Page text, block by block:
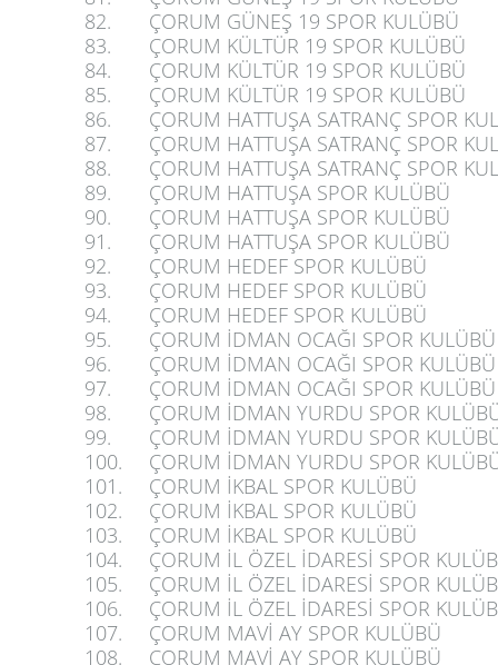
82.
ÇORUM GÜNEŞ 19 SPOR KULÜBÜ
83.
ÇORUM KÜLTÜR 19 SPOR KULÜBÜ
84.
ÇORUM KÜLTÜR 19 SPOR KULÜBÜ
85.
ÇORUM KÜLTÜR 19 SPOR KULÜBÜ
86.
ÇORUM HATTUŞA SATRANÇ SPOR
87.
ÇORUM HATTUŞA SATRANÇ SPOR
88.
ÇORUM HATTUŞA SATRANÇ SPOR
89.
ÇORUM HATTUŞA SPOR KULÜBÜ
90.
ÇORUM HATTUŞA SPOR KULÜBÜ
91.
ÇORUM HATTUŞA SPOR KULÜBÜ
92.
ÇORUM HEDEF SPOR KULÜBÜ
93.
ÇORUM HEDEF SPOR KULÜBÜ
94.
ÇORUM HEDEF SPOR KULÜBÜ
95.
ÇORUM İDMAN OCAĞI SPOR KULÜBÜ
96.
ÇORUM İDMAN OCAĞI SPOR KULÜBÜ
97.
ÇORUM İDMAN OCAĞI SPOR KULÜBÜ
98.
ÇORUM İDMAN YURDU SPOR
99.
ÇORUM İDMAN YURDU SPOR
100.
ÇORUM İDMAN YURDU SPOR
101.
ÇORUM İKBAL SPOR KULÜBÜ
102.
ÇORUM İKBAL SPOR KULÜBÜ
103.
ÇORUM İKBAL SPOR KULÜBÜ
104.
ÇORUM İL ÖZEL İDARESİ SPOR
105.
ÇORUM İL ÖZEL İDARESİ SPOR
106.
ÇORUM İL ÖZEL İDARESİ SPOR
107.
ÇORUM MAVİ AY SPOR KULÜBÜ
108.
ÇORUM MAVİ AY SPOR KULÜBÜ